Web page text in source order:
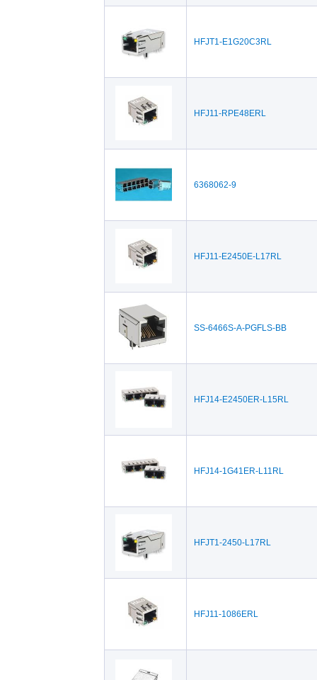
HFJT1-E1G20C3RL
HFJ11-RPE48ERL
6368062-9
HFJ11-E2450E-L17RL
SS-6466S-A-PGFLS-BB
HFJ14-E2450ER-L15RL
HFJ14-1G41ER-L11RL
HFJT1-2450-L17RL
HFJ11-1086ERL